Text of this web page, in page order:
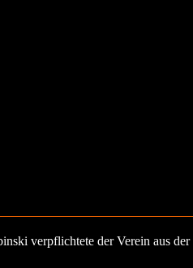
verpflichtete der Verein aus der